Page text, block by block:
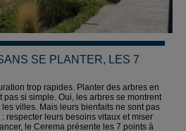
SE PLANTER, LES 7
trop rapides. Planter des arbres en
pas si simple. Oui, les arbres se montrent
villes. Mais leurs bienfaits ne sont pas
respecter leurs besoins vitaux et miser
le Cerema présente les 7 points à